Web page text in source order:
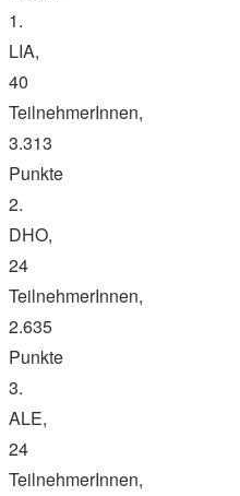
1.
LIA,
40
TeilnehmerInnen,
3.313
Punkte
2.
DHO,
24
TeilnehmerInnen,
2.635
Punkte
3.
ALE,
24
TeilnehmerInnen,